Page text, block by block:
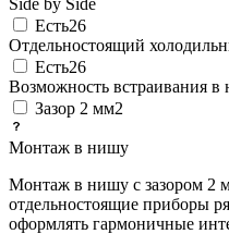
Есть26
Отдельностоящий
Есть26
Возможность встраивания
Зазор 2 мм2
Монтаж в нишу
Монтаж в нишу с зазором 2
отдельностоящие приборы
оформлять гармоничные